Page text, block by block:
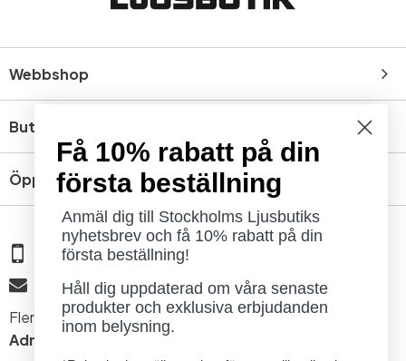
Webbshop
Butik
Öppettider
08 - 654 29 00
info@ljusbutik.se
Fler kontaktuppgifter »
Adress:
Kungsholmsgatan 6, 112 27 Stockholm
Få 10% rabatt på din
första beställning
Anmäl dig till Stockholms Ljusbutiks
nyhetsbrev och få 10% rabatt på din
första beställning!
Håll dig uppdaterad om våra senaste
produkter och exklusiva erbjudanden
inom belysning.